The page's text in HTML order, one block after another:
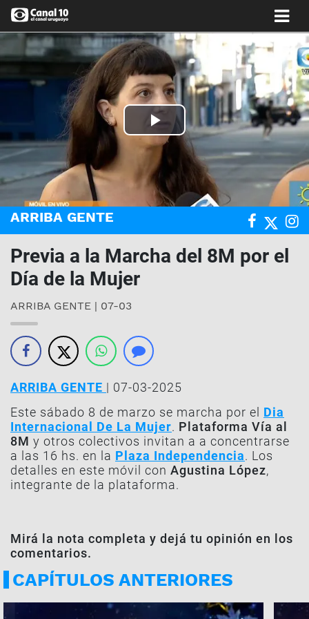
Play
Video
ARRIBA GENTE
Previa a la Marcha del 8M por el
Día de la Mujer
ARRIBA GENTE | 07-03
ARRIBA GENTE | 07-03-2025
Este sábado 8 de marzo se marcha por el Dia
Internacional De La Mujer. Plataforma Vía al
8M y otros colectivos invitan a a concentrarse
a las 16 hs. en la Plaza Independencia. Los
detalles en este móvil con Agustina López,
integrante de la plataforma.
Mirá la nota completa y dejá tu opinión en los
comentarios.
CAPÍTULOS ANTERIORES